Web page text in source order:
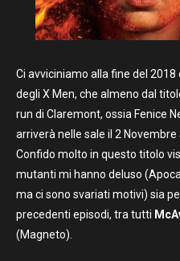
Ci avviciniamo alla fine del
degli X Men, che almeno dal
run di Claremont, ossia Fenice
arriverà nelle sale il 2 Novembre
Confido molto in questo titolo
mutanti mi hanno deluso
ma ci sono svariati motivi) sia
precedenti episodi, tra tutti
(Magneto).